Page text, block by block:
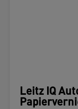
Leitz IQ